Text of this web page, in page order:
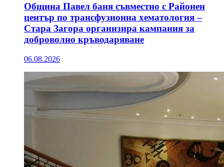
Община Павел баня съвместно с Районен
център по трансфузионна хематология –
Стара Загора организира кампания за
доброволно кръводаряване
06.08.2026